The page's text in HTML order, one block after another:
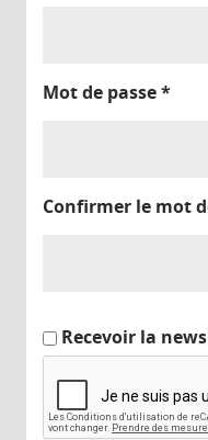
Mot de passe*
Confirmer le mot
Recevoir la